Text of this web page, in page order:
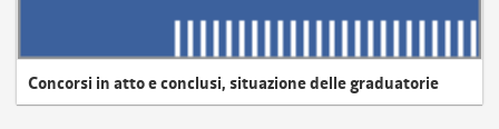
Concorsi in atto e conclusi, situazione delle graduatorie